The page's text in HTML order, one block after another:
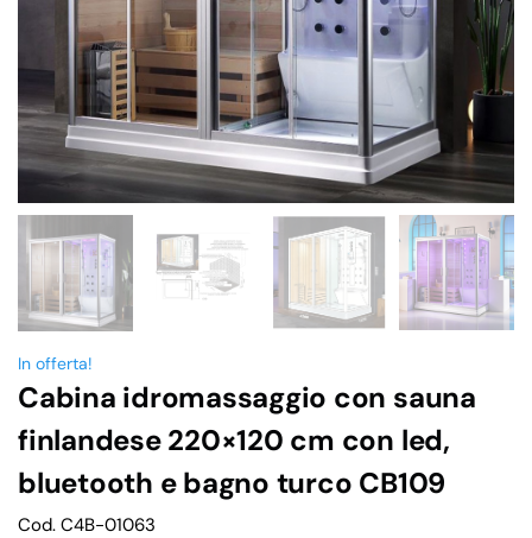
In offerta!
Cabina idromassaggio con sauna
finlandese 220×120 cm con led,
bluetooth e bagno turco CB109
Cod. C4B-01063